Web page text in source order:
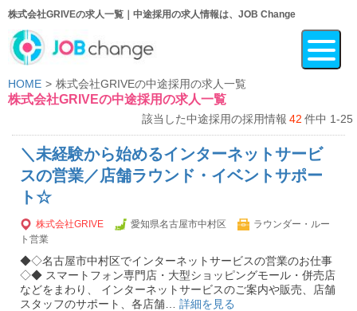
株式会社GRIVEの求人一覧｜中途採用の求人情報は、JOB Change
HOME 株式会社GRIVEの中途採用の求人一覧
株式会社GRIVEの中途採用の求人一覧
該当した中途採用の採用情報 42 件中 1-25
＼未経験から始めるインターネットサービ
スの営業／店舗ラウンド・イベントサポー
ト☆
株式会社GRIVE 愛知県名古屋市中村区
ラウンダー・ルー
ト営業
◆◇名古屋市中村区でインターネットサービスの営業のお仕事
◇◆ スマートフォン専門店・大型ショッピングモール・併売店
などをまわり、 インターネットサービスのご案内や販売、店舗
スタッフのサポート、各店舗… 詳細を見る